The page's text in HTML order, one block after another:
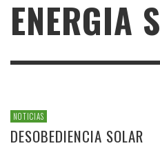
ENERGIA S
NOTICIAS
DESOBEDIENCIA SOLAR